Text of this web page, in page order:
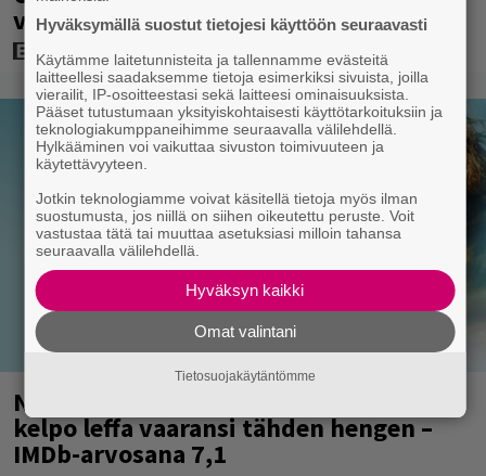
vetäytyi sivummalle
Nyt suoratoistona: Gerard Butlerin
kelpo leffa vaaransi tähden hengen –
IMDb-arvosana 7,1
Hyväksymällä suostut tietojesi käyttöön seuraavasti
Käytämme laitetunnisteita ja tallennamme evästeitä
laitteellesi saadaksemme tietoja esimerkiksi sivuista, joilla
vierailit, IP-osoitteestasi sekä laitteesi ominaisuuksista.
Pääset tutustumaan yksityiskohtaisesti käyttötarkoituksiin ja
teknologiakumppaneihimme seuraavalla välilehdellä.
Hylkääminen voi vaikuttaa sivuston toimivuuteen ja
käytettävyyteen.
Jotkin teknologiamme voivat käsitellä tietoja myös ilman
suostumusta, jos niillä on siihen oikeutettu peruste. Voit
vastustaa tätä tai muuttaa asetuksiasi milloin tahansa
seuraavalla välilehdellä.
Hyväksyn kaikki
Omat valintani
Tietosuojakäytäntömme